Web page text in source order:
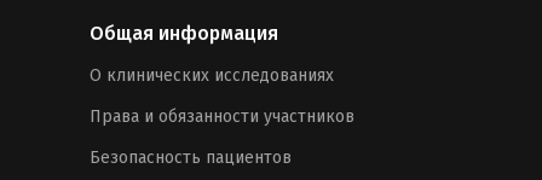
Общая информация
О клинических исследованиях
Права и обязанности участников
Безопасность пациентов